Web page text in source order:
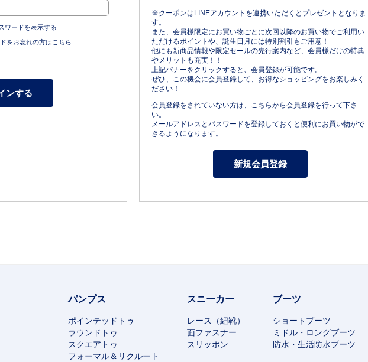
ワードを表示する
をお忘れの方はこちら
※クーポンはLINEアカウントを連携いただくとプレゼントとなりま
す。
また、会員様限定にお買い物ごとに次回以降のお買い物でご利用い
ただけるポイントや、誕生日月には特別割引もご用意！
他にも新商品情報や限定セールの先行案内など、会員様だけの特典
やメリットも充実！！
上記バナーをクリックすると、会員登録が可能です。
ぜひ、この機会に会員登録して、お得なショッピングをお楽しみく
ださい！
会員登録をされていない方は、こちらから会員登録を行って下さ
い。
メールアドレスとパスワードを登録しておくと便利にお買い物がで
きるようになります。
パンプス
ポインテッドトゥ
ラウンドトゥ
スクエアトゥ
フォーマル＆リクルート
スニーカー
レース（紐靴）
面ファスナー
スリッポン
ブーツ
ショートブーツ
ミドル・ロングブーツ
防水・生活防水ブーツ